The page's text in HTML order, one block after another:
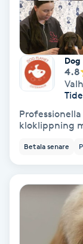
Skinbooster
Sklerosering
Skoinlägg
Skägg
Skäggfärgning
Skäggklippning
Skäggtrimmning
Dog
4.8
kloklippning
Betala senare